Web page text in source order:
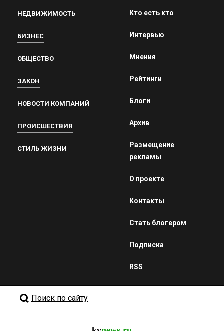
НЕДВИЖИМОСТЬ
БИЗНЕС
ОБЩЕСТВО
ЗАКОН
НОВОСТИ КОМПАНИЙ
ПРОИСШЕСТВИЯ
СТИЛЬ ЖИЗНИ
Кто есть кто
Интервью
Мнения
Рейтинги
Блоги
Архив
Размещение
рекламы
О проекте
Контакты
Стать блогером
Подписка
RSS
Поиск по сайту